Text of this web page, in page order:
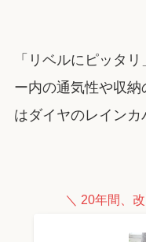
「リベルにピッタ
ー内の通気性や収
はダイヤのレインカ
＼ 20年間、